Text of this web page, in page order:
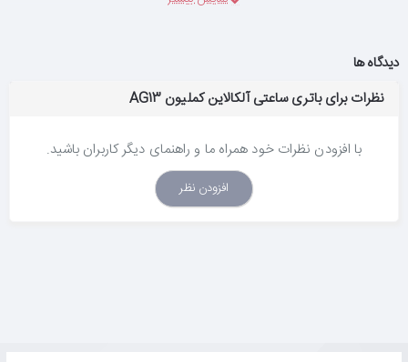
دیدگاه ها
نظرات برای باتری ساعتی آلکالاین کملیون AG13
با افزودن نظرات خود همراه ما و راهنمای دیگر کاربران باشید.
افزودن نظر